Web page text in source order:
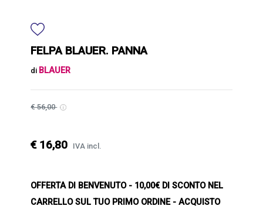
FELPA BLAUER. PANNA
di BLAUER
€ 56,00
€ 16,80 IVA incl.
OFFERTA DI BENVENUTO- 10,00€ DI SCONTO NEL
CARRELLO SUL TUO PRIMO ORDINE - ACQUISTO